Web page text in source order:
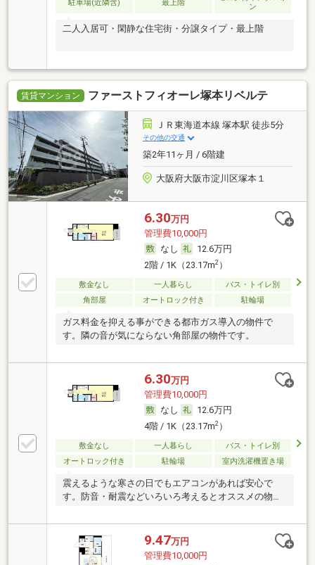
駐車場(近隣含) 最上階
ン
二人入居可・閑静な住宅街・分譲タイプ・最上階
賃貸マンション ファーストフィオーレ塚本リベルテ
ＪＲ東海道本線 塚本駅 徒歩5分
その他の交通
築2年11ヶ月 / 6階建
大阪府大阪市淀川区塚本１
6.30万円
管理費10,000円
なし
12.6万円
2階 / 1K（23.17m2）
敷金なし 一人暮らし
バス・トイレ別
角部屋
オートロック付き 駐輪場
ガス料金を抑える事ができる都市ガス導入の物件で
す。隣の音が気にならない角部屋の物件です。
6.30万円
管理費10,000円
なし
12.6万円
4階 / 1K（23.17m2）
敷金なし 一人暮らし
バス・トイレ別
オートロック付き
駐輪場 室内洗濯機置き場
震えるような寒さの日でもエアコンがあれば安心で
す。防音・耐震などいろいろ考えるとオススメの物件
9.47万円
管理費10,000円